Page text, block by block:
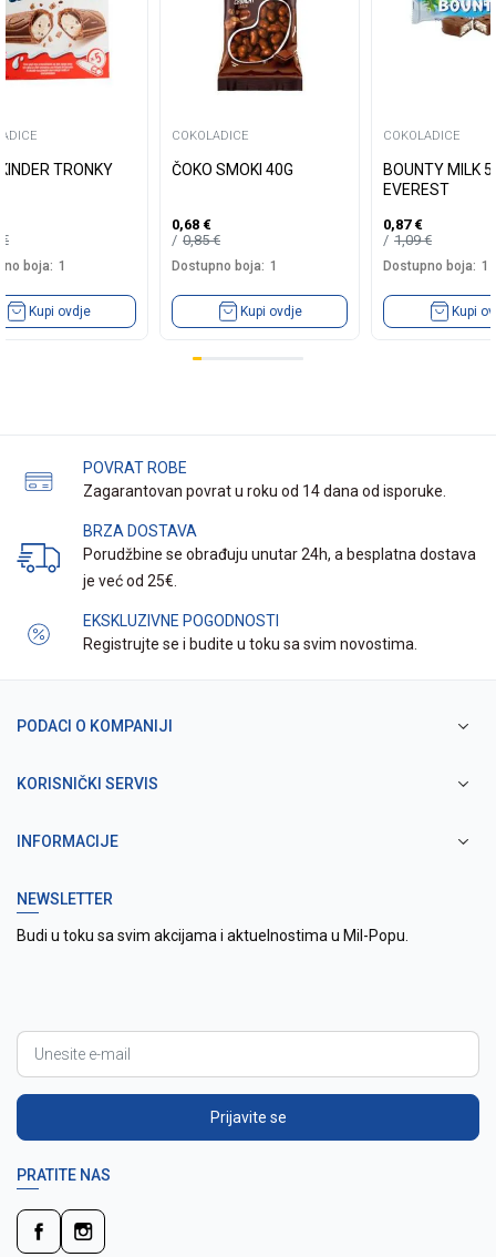
TRONKY
€
boja: 1
Kupi ovdje
COKOLADICE
ČOKO SMOKI 40G
0,68 €
0,85€
Dostupno boja: 1
Kupi ovdje
COKOLADICE
BOUNTY MILK
EVEREST
0,87 €
1,09€
Dostupno boja: 1
Kupi
POVRAT ROBE
Zagarantovan povrat u roku od 14 dana od isporuke.
BRZA DOSTAVA
Porudžbine se obrađuju unutar 24h, a besplatna dostava
je već od 25€.
EKSKLUZIVNE POGODNOSTI
Registrujte se i budite u toku sa svim novostima.
PODACI O KOMPANIJI
KORISNIČKI SERVIS
INFORMACIJE
NEWSLETTER
Budi u toku sa svim akcijama i aktuelnostima u Mil-Popu.
Prijavite se
PRATITE NAS